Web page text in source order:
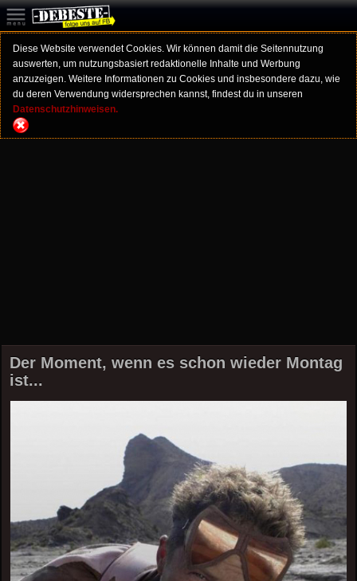
Diese Website verwendet Cookies. Wir können damit die Seitennutzung
auswerten, um nutzungsbasiert redaktionelle Inhalte und Werbung
anzuzeigen. Weitere Informationen zu Cookies und insbesondere dazu, wie
du deren Verwendung widersprechen kannst, findest du in unseren
Datenschutzhinweisen.
Der Moment, wenn es schon wieder Montag
ist...